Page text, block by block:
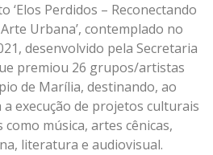
‘Elos Perdidos – Reconectando
Urbana’, contemplado no
desenvolvido pela Secretaria
premiou 26 grupos/artistas
de Marília, destinando, ao
execução de projetos culturais
música, artes cênicas,
literatura e audiovisual.